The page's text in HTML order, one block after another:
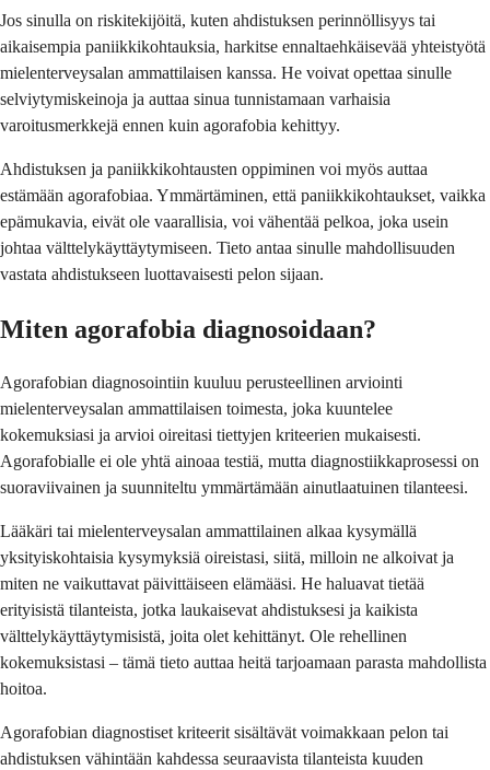
Jos sinulla on riskitekijöitä, kuten ahdistuksen perinnöllisyys tai
aikaisempia paniikkikohtauksia, harkitse ennaltaehkäisevää yhteistyötä
mielenterveysalan ammattilaisen kanssa. He voivat opettaa sinulle
selviytymiskeinoja ja auttaa sinua tunnistamaan varhaisia ​​
varoitusmerkkejä ennen kuin agorafobia kehittyy.
Ahdistuksen ja paniikkikohtausten oppiminen voi myös auttaa
estämään agorafobiaa. Ymmärtäminen, että paniikkikohtaukset, vaikka
epämukavia, eivät ole vaarallisia, voi vähentää pelkoa, joka usein
johtaa välttelykäyttäytymiseen. Tieto antaa sinulle mahdollisuuden
vastata ahdistukseen luottavaisesti pelon sijaan.
Miten agorafobia diagnosoidaan?
Agorafobian diagnosointiin kuuluu perusteellinen arviointi
mielenterveysalan ammattilaisen toimesta, joka kuuntelee
kokemuksiasi ja arvioi oireitasi tiettyjen kriteerien mukaisesti.
Agorafobialle ei ole yhtä ainoaa testiä, mutta diagnostiikkaprosessi on
suoraviivainen ja suunniteltu ymmärtämään ainutlaatuinen tilanteesi.
Lääkäri tai mielenterveysalan ammattilainen alkaa kysymällä
yksityiskohtaisia ​​kysymyksiä oireistasi, siitä, milloin ne alkoivat ja
miten ne vaikuttavat päivittäiseen elämääsi. He haluavat tietää
erityisistä tilanteista, jotka laukaisevat ahdistuksesi ja kaikista
välttelykäyttäytymisistä, joita olet kehittänyt. Ole rehellinen
kokemuksistasi – tämä tieto auttaa heitä tarjoamaan parasta mahdollista
hoitoa.
Agorafobian diagnostiset kriteerit sisältävät voimakkaan pelon tai
ahdistuksen vähintään kahdessa seuraavista tilanteista kuuden